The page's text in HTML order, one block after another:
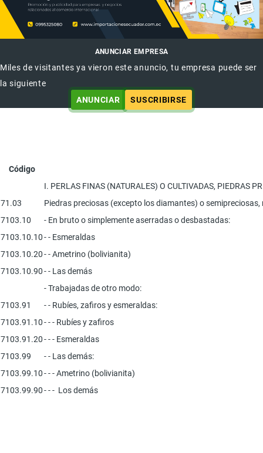
ANUNCIAR EMPRESA
Miles de visitantes ya vieron este anuncio, tu empresa puede ser
la siguiente
ANUNCIAR
SUSCRIBIRSE
Código
I. PERLAS FINAS (NATURALES) O CULTIVADAS, PIEDRAS
71.03
Piedras preciosas (excepto los diamantes) o
7103.10
- En bruto o simplemente aserradas o desbastadas:
7103.10.10- - Esmeraldas
7103.10.20- - Ametrino (bolivianita)
7103.10.90- - Las demás
- Trabajadas de otro modo:
7103.91
- - Rubíes, zafiros y esmeraldas:
7103.91.10- - - Rubíes y zafiros
7103.91.20- - - Esmeraldas
7103.99
- - Las demás:
7103.99.10- - - Ametrino (bolivianita)
7103.99.90- - - Los demás